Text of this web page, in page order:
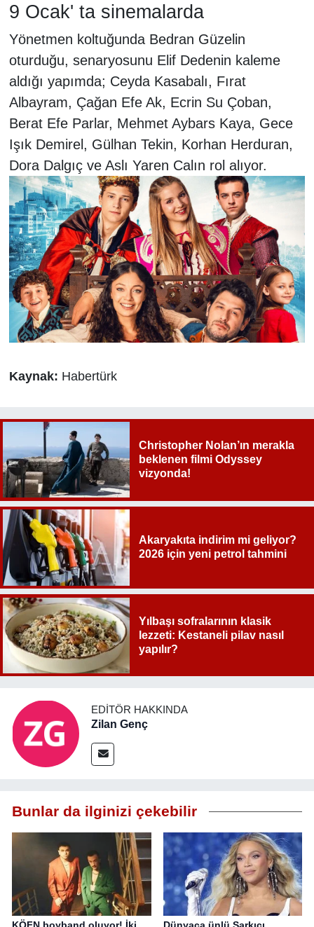
9 Ocak' ta sinemalarda
Yönetmen koltuğunda Bedran Güzelin
oturduğu, senaryosunu Elif Dedenin kaleme
aldığı yapımda; Ceyda Kasabalı, Fırat
Albayram, Çağan Efe Ak, Ecrin Su Çoban,
Berat Efe Parlar, Mehmet Aybars Kaya, Gece
Işık Demirel, Gülhan Tekin, Korhan Herduran,
Dora Dalgıç ve Aslı Yaren Calın rol alıyor.
Kaynak: Habertürk
Christopher Nolan’ın merakla
beklenen filmi Odyssey
vizyonda!
Akaryakıta indirim mi geliyor?
2026 için yeni petrol tahmini
Yılbaşı sofralarının klasik
lezzeti: Kestaneli pilav nasıl
yapılır?
EDITÖR HAKKINDA
Zilan Genç
Bunlar da ilginizi çekebilir
KÖFN boyband oluyor! İki Dünyaca ünlü Şarkıcı